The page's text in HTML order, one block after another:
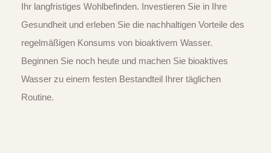
Ihr langfristiges Wohlbefinden. Investieren Sie in Ihre
Gesundheit und erleben Sie die nachhaltigen Vorteile des
regelmäßigen Konsums von bioaktivem Wasser.
Beginnen Sie noch heute und machen Sie bioaktives
Wasser zu einem festen Bestandteil Ihrer täglichen
Routine.